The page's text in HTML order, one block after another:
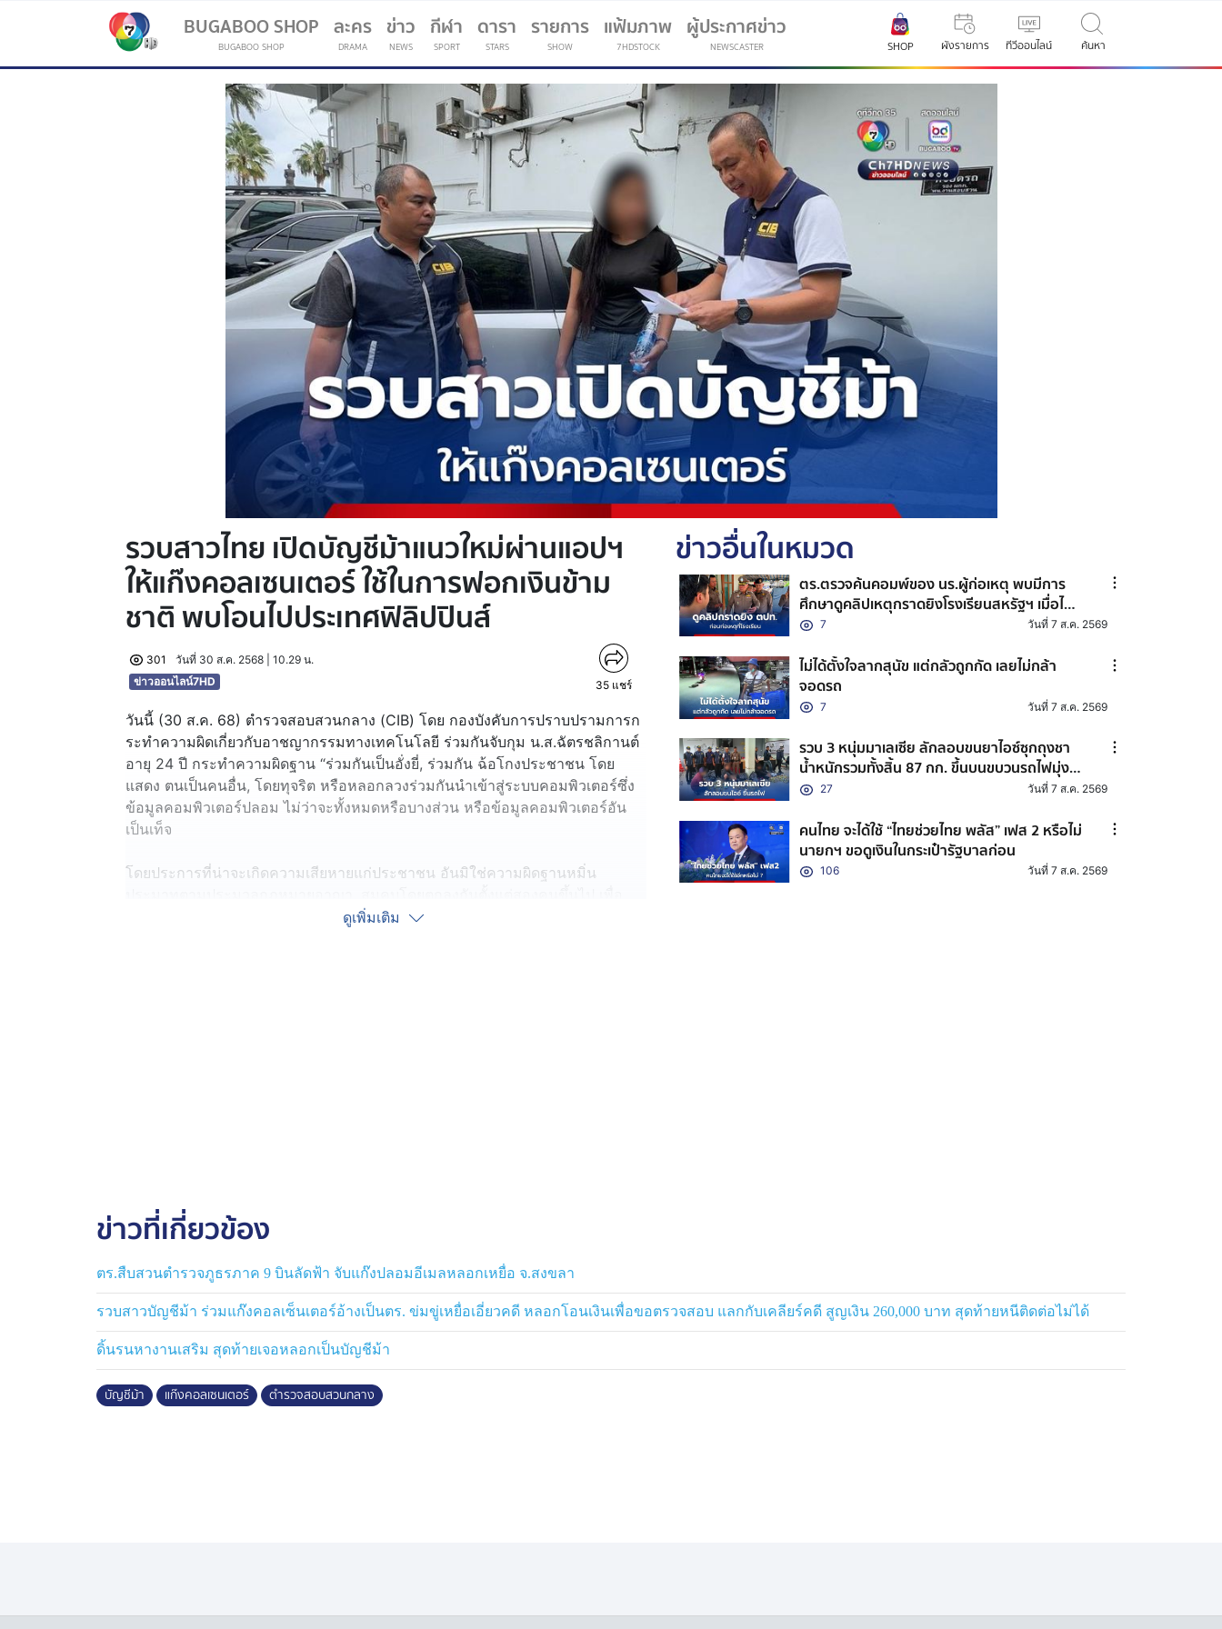
BUGABOO SHOP
BUGABOO SHOP
ละคร
DRAMA
ข่าว
NEWS
กีฬา
SPORT
(current)
ดารา
STARS
รายการ
SHOW
แฟ้มภาพ
7HDSTOCK
ผู้ประกาศข่าว
NEWSCASTER SHOP ผังรายการ ทีวีออนไลน์ ค้นหา
รวบสาวไทย เปิดบัญชีม้าแนวใหม่ผ่านแอปฯ
ให้แก๊งคอลเซนเตอร์ ใช้ในการฟอกเงินข้าม
ชาติ พบโอนไปประเทศฟิลิปปินส์
301
วันที่ 30 ส.ค. 2568 | 10.29 น.
ข่าวออนไลน์7HD
35 แชร์
วันนี้ (30 ส.ค. 68) ตำรวจสอบสวนกลาง (CIB) โดย กองบังคับการปราบปรามการก
ระทำความผิดเกี่ยวกับอาชญากรรมทางเทคโนโลยี ร่วมกันจับกุม น.ส.ฉัตรชลิกานต์
อายุ 24 ปี กระทำความผิดฐาน “ร่วมกันเป็นอั่งยี่, ร่วมกัน ฉ้อโกงประชาชน โดย
แสดง ตนเป็นคนอื่น, โดยทุจริต หรือหลอกลวงร่วมกันนำเข้าสู่ระบบคอมพิวเตอร์ซึ่ง
ข้อมูลคอมพิวเตอร์ปลอม ไม่ว่าจะทั้งหมดหรือบางส่วน หรือข้อมูลคอมพิวเตอร์อัน
เป็นเท็จ
โดยประการที่น่าจะเกิดความเสียหายแก่ประชาชน อันมิใช่ความผิดฐานหมิ่น
กระทำความผิดฐานฟอกเงิน และได้มีการกระทำความผิดฐานฟอกเงิน เพราะเหตุที่
ภายหลังสืบสวนพบว่า บัญชีม้าอีกบัญชีในคดีนี้ มีการทำธุรกรรมโอนเงินข้าม
ประเทศ ผ่านบริการโอนเงินข้ามประเทศ โดยพบว่า มีการโอนไปยังบัญชีธนาคาร
ปลายทางที่ประเทศฟิลิปปินส์ จำนวนหลายครั้ง เป็นเงินหลายล้านบาท จึงได้รวบรวม
พยานหลักฐานขอหมายจับ น.ส.ฉัตรชลิกานต์ ซึ่งเป็นผู้ลงทะเบียนเปิดบัญชีบริการ
โอนเงินข้ามประเทศผ่านช่องทางออนไลน์
และจากการประสานงานกับ กองบัญชาการตำรวจท่องเที่ยว โดยตำรวจท่องเที่ยว
พัทยา พบว่า น.ส.ฉัตรชลิกานต์ฯ ผู้ต้องหารายดังกล่าว ได้ผ่านกล้องของตำรวจท่อง
เที่ยวในพื้นที่เมืองพัทยา จ.ชลบุรี จึงได้ร่วมกันจับกุม นำตัวส่งพนักงานสอบสวน กก.3
ดูเพิ่มเติม
ข่าวอื่นในหมวด
ตร.ตรวจค้นคอมพ์ของ นร.ผู้ก่อเหตุ พบมีการ
ศึกษาดูคลิปเหตุกราดยิงโรงเรียนสหรัฐฯ เมื่อไม่กี่
วันก่อนก่อเหตุยิงใน รร.เทพศิรินทร์ นนทบุรี
7 วันที่ 7 ส.ค. 2569
ไม่ได้ตั้งใจลากสุนัข แต่กลัวถูกกัด เลยไม่กล้า
จอดรถ
7 วันที่ 7 ส.ค. 2569
รวบ 3 หนุ่มมาเลเซีย ลักลอบขนยาไอซ์ซุกถุงชา
น้ำหนักรวมทั้งสิ้น 87 กก. ขึ้นบนขบวนรถไฟมุ่ง
หน้าลงใต้ ยอมรับสารภาพได้ค่าจ้างขน ประมาณ
27 วันที่ 7 ส.ค. 2569
คนไทย จะได้ใช้ “ไทยช่วยไทย พลัส” เฟส 2 หรือไม่
นายกฯ ขอดูเงินในกระเป๋ารัฐบาลก่อน
106 วันที่ 7 ส.ค. 2569
ข่าวที่เกี่ยวข้อง
ตร.สืบสวนตำรวจภูธรภาค 9 บินลัดฟ้า จับแก๊งปลอมอีเมลหลอกเหยื่อ จ.สงขลา
รวบสาวบัญชีม้า ร่วมแก๊งคอลเซ็นเตอร์อ้างเป็นตร. ข่มขู่เหยื่อเอี่ยวคดี หลอกโอนเงินเพื่อขอตรวจสอบ แลกกับเคลียร์คดี สูญเงิน 260,000 บาท สุดท้ายหนีติดต่อไม่ได้
ดิ้นรนหางานเสริม สุดท้ายเจอหลอกเป็นบัญชีม้า
บัญชีม้า แก๊งคอลเซนเตอร์ ตำรวจสอบสวนกลาง